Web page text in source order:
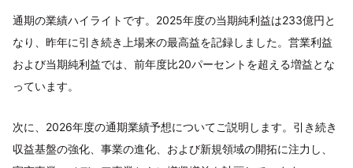
通期の業績ハイライトです。2025年度の当期純利益は233億円と
なり、昨年に引き続き上場来の最高益を記録しました。営業利益
および当期純利益では、前年度比20パーセントを超える増益とな
っています。
次に、2026年度の通期業績予想についてご説明します。引き続き
収益基盤の強化、事業の進化、および新規領域の開拓に注力し、